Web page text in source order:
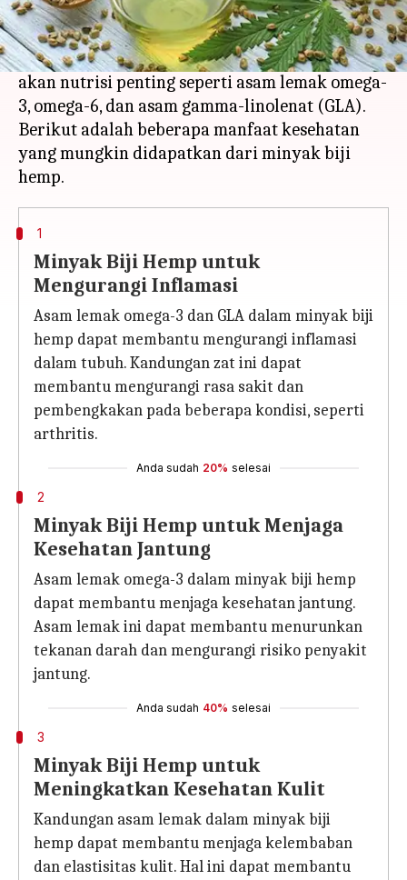
kesehatannya dan telah digunakan dalam
pengobatan selama ribuan tahun. Minyak ini
diekstrak dari biji tanaman hemp yang kaya
akan nutrisi penting seperti asam lemak omega-
3, omega-6, dan asam gamma-linolenat (GLA).
Berikut adalah beberapa manfaat kesehatan
yang mungkin didapatkan dari minyak biji
1
Minyak Biji Hemp untuk
Mengurangi Inflamasi
Asam lemak omega-3 dan GLA dalam minyak biji
hemp dapat membantu mengurangi inflamasi
dalam tubuh. Kandungan zat ini dapat
membantu mengurangi rasa sakit dan
pembengkakan pada beberapa kondisi, seperti
arthritis.
Anda sudah 20% selesai
2
Minyak Biji Hemp untuk Menjaga
Kesehatan Jantung
Asam lemak omega-3 dalam minyak biji hemp
dapat membantu menjaga kesehatan jantung.
Asam lemak ini dapat membantu menurunkan
tekanan darah dan mengurangi risiko penyakit
jantung.
Anda sudah 40% selesai
3
Minyak Biji Hemp untuk
Meningkatkan Kesehatan Kulit
Kandungan asam lemak dalam minyak biji
hemp dapat membantu menjaga kelembaban
dan elastisitas kulit. Hal ini dapat membantu